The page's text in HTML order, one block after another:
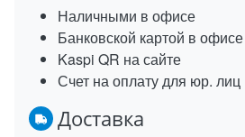
Наличными в офисе
Банковской картой в офисе
Kaspi QR на сайте
Счет на оплату для юр. лиц
Доставка